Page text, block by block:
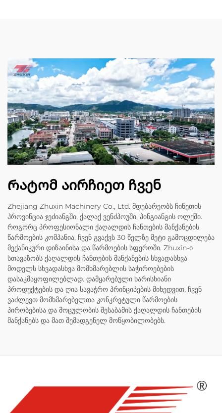
Რატომ აირჩიეთ ჩვენ
Zhejiang Zhuxin Machinery Co., Ltd. მდებარეობს ჩინეთის
პროვინცია ჯეძიანგში, ქალაქ ვენძჰოუში, პინგიანგის ოლქში.
როგორც პროფესიონალი ქაღალდის ჩანთების მანქანების
წარმოების კომპანია, ჩვენ გვაქვს 30 წელზე მეტი გამოცდილება
მექანიკური დიზაინისა და წარმოების სფეროში. Zhuxin-ი
სთავაზობს ქაღალდის ჩანთების მანქანების სხვადასხვა
მოდელს სხვადასხვა მომხმარებლის საჭიროებების
დასაკმაყოფილებლად. დამყარებული ხარისხიანი
პროდუქტების და ღია სავაჭრო პრინციპების მიხედვით, ჩვენ
ვაძლევთ მომხმარებელთა კონკრეტული წარმოების
პირობებისა და მოცულობის შესაბამის ქაღალდის ჩანთების
მანქანებს და მათ შემადგენელ მოწყობილობებს.